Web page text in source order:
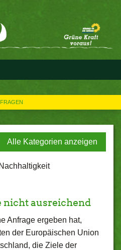
Alle Kategorien anzeigen
ausreichend
Anfrage ergeben hat,
der Europäischen Union
die Ziele der